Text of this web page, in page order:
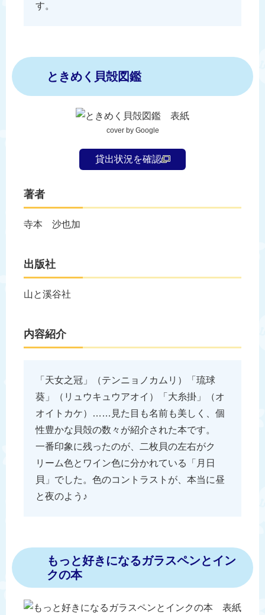
す。
ときめく貝殻図鑑
cover by Google
貸出状況を確認
著者
寺本 沙也加
出版社
山と溪谷社
内容紹介
「天女之冠」（テンニョノカムリ）「琉球
葵」（リュウキュウアオイ）「大糸掛」（オ
オイトカケ）……見た目も名前も美しく、個
性豊かな貝殻の数々が紹介された本です。
一番印象に残ったのが、二枚貝の左右がク
リーム色とワイン色に分かれている「月日
貝」でした。色のコントラストが、本当に昼
と夜のよう♪
もっと好きになるガラスペンとイン
クの本